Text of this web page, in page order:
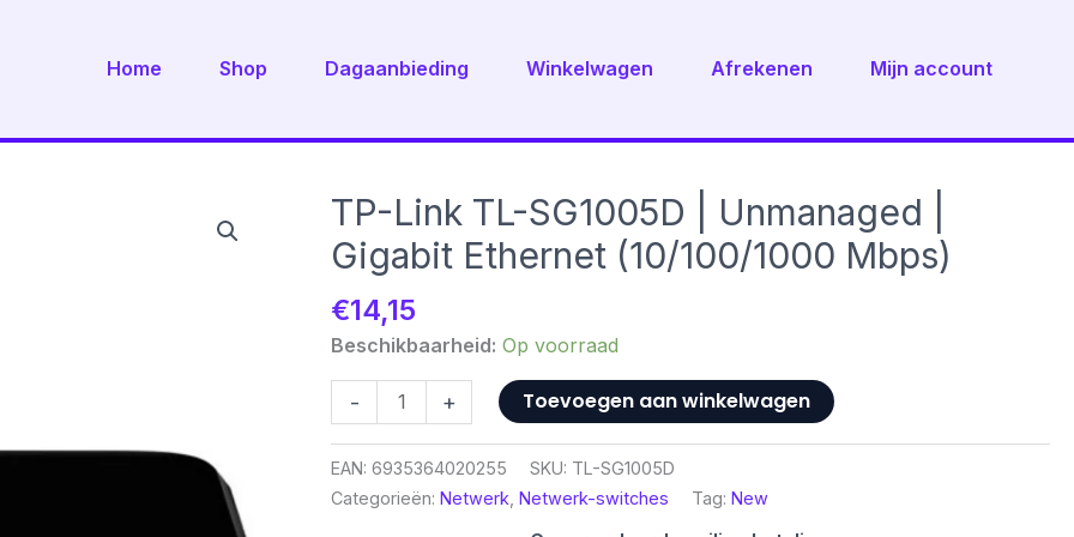
Home Shop Dagaanbieding Winkelwagen Afrekenen Mijn account
TP-Link TL-SG1005D | Unmanaged |
Gigabit Ethernet (10/100/1000 Mbps)
€14,15
Beschikbaarheid: Op voorraad
-
Link
TL-
SG1005D
|
+ Toevoegen aan winkelwagen
EAN:6935364020255 SKU: TL-SG1005D
Categorieën:Netwerk ,Netwerk-switches Tag:New